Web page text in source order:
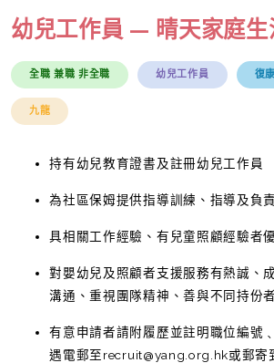
字:幼兒工作員 — 晴天家庭生
全職 兼職 非全職 幼兒工作員 復
九龍
持有幼兒教育證書及註冊幼兒工作員
為社區保姆提供指導訓練、指導及負
具相關工作經驗、有兒童照顧經驗者
對嬰幼兒及照顧者支援服務有熱誠、
溝通、重視團隊精神、善與不同持份
有意申請者請附履歷並註明職位編號
遇電郵至recruit@yang.org.hk或郵寄